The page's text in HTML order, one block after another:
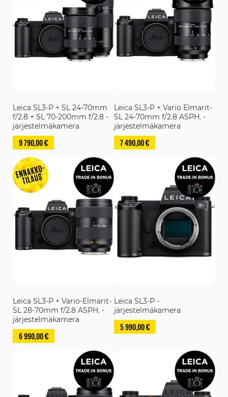
Leica SL3-P + SL 24-70mm
f/2.8 + SL 70-200mm f/2.8 -
järjestelmäkamera
9 790,00 €
Leica SL3-P + Vario Elmarit-
SL 24-70mm f/2.8 ASPH. -
järjestelmäkamera
7 490,00 €
Leica SL3-P + Vario-Elmarit-
SL 28-70mm f/2.8 ASPH. -
järjestelmäkamera
6 990,00 €
Leica SL3-P -
järjestelmäkamera
5 990,00 €